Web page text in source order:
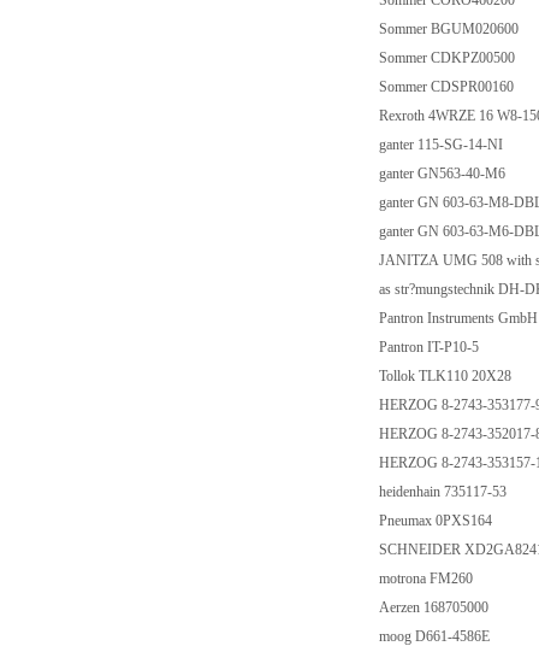
Sommer BGUM020600
Sommer CDKPZ00500
Sommer CDSPR00160
Rexroth 4WRZE 16 W8-
ganter 115-SG-14-NI
ganter GN563-40-M6
ganter GN 603-63-M8-
ganter GN 603-63-M6-
JANITZA UMG 508 with
as str?mungstechnik DH-
Pantron Instruments
Pantron IT-P10-5
Tollok TLK110 20X28
HERZOG 8-2743-
HERZOG 8-2743-
HERZOG 8-2743-
heidenhain 735117-53
Pneumax 0PXS164
SCHNEIDER
motrona FM260
Aerzen 168705000
moog D661-4586E